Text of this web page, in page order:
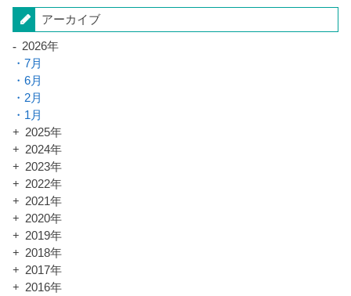
アーカイブ
2026年
7月
6月
2月
1月
2025年
2024年
2023年
2022年
2021年
2020年
2019年
2018年
2017年
2016年